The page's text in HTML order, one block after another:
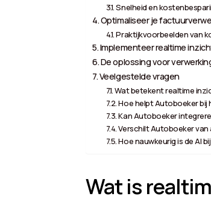
Snelheid en
Optimaliseer je
Praktijkvoorbeelden van
Implementeer realtime
De oplossing voor
Veelgestelde vragen
Wat betekent realtime
Hoe helpt Autoboeker
Kan Autoboeker
Verschilt Autoboeker
Hoe nauwkeurig is de AI
Wat is